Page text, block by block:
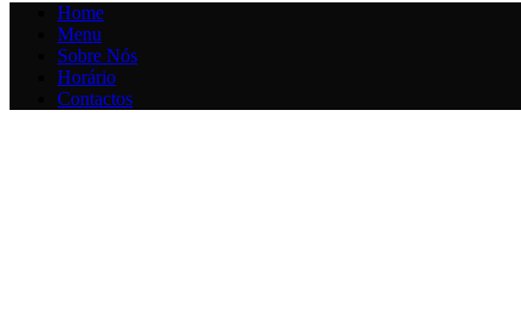
Home
Menu
Sobre Nós
Horário
Contactos